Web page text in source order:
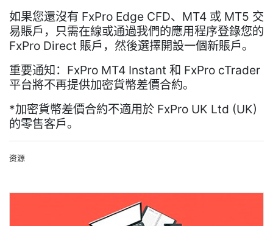
如果您還沒有 FxPro Edge CFD、MT4 或 MT5 交
易賬戶，只需在線或通過我們的應用程序登錄您的
FxPro Direct 賬戶，然後選擇開設一個新賬戶。
重要通知：FxPro MT4 Instant 和 FxPro cTrader
平台將不再提供加密貨幣差價合約。
*加密貨幣差價合約不適用於 FxPro UK Ltd (UK)
的零售客戶。
资源